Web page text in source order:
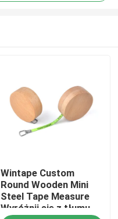
Wintape Custom
Round Wooden Mini
Steel Tape Measure
Wyróżnij się z tłumu